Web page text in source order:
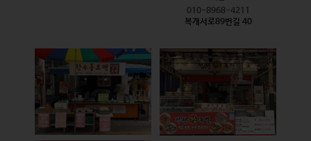
010-8968-4211
복개서로89번길 40